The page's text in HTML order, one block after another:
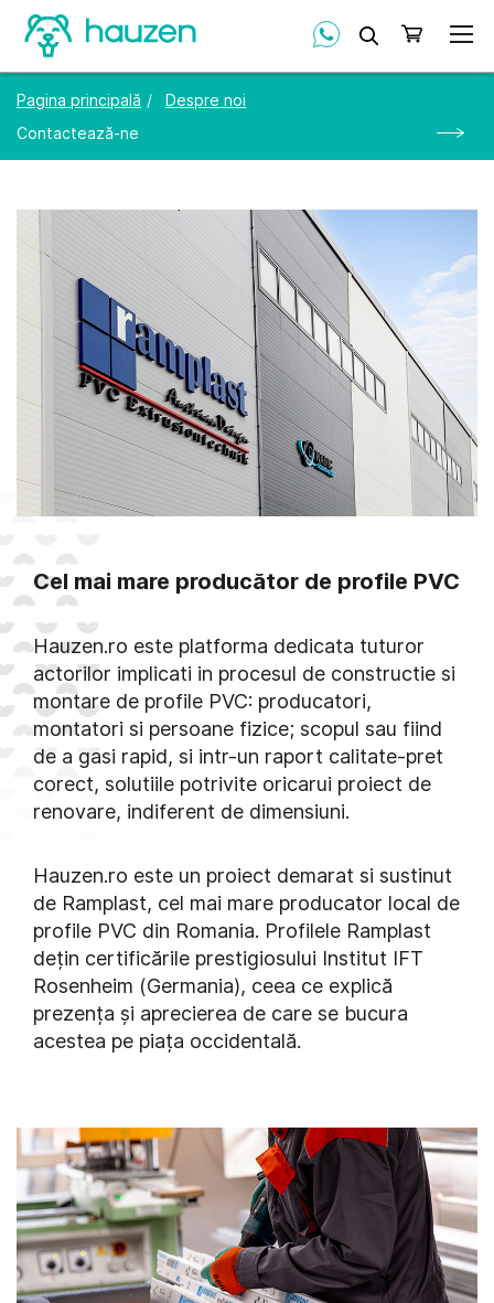
Căutare
Coșul meu
Pagina principală
Despre noi
Contactează-ne
Cel mai mare producător de profile PVC
Hauzen.ro este platforma dedicata tuturor
actorilor implicati in procesul de constructie si
montare de profile PVC: producatori,
montatori si persoane fizice; scopul sau fiind
de a gasi rapid, si intr-un raport calitate-pret
corect, solutiile potrivite oricarui proiect de
renovare, indiferent de dimensiuni.
Hauzen.ro este un proiect demarat si sustinut
de Ramplast, cel mai mare producator local de
profile PVC din Romania. Profilele Ramplast
dețin certificările prestigiosului Institut IFT
Rosenheim (Germania), ceea ce explică
prezența și aprecierea de care se bucura
acestea pe piața occidentală.